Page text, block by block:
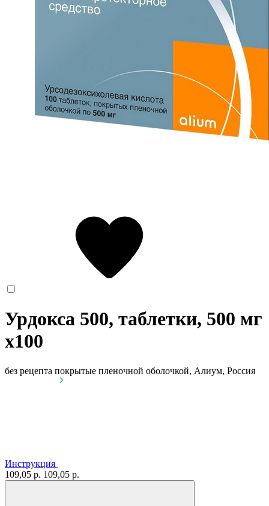
Урдокса 500, таблетки, 500 мг
x100
без рецепта покрытые пленочной оболочкой, Алиум, Россия
Инструкция
109,05 р. 109,05 р.